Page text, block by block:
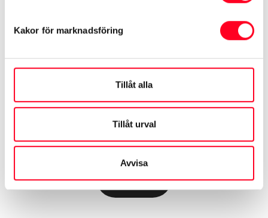
Kakor för marknadsföring
Tillåt alla
Tillåt urval
Avvisa
ProAce
Växellåda
Informationen hämtas från Transportstyrelsen och
Visa mer